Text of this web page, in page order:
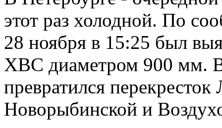
этот раз холодной. По
28 ноября в 15:25 был
ХВС диаметром 900 мм.
превратился перекресток
Новорыбинской и